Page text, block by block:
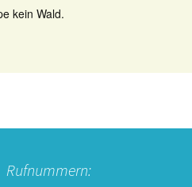
kein Wald.
Rufnummern: